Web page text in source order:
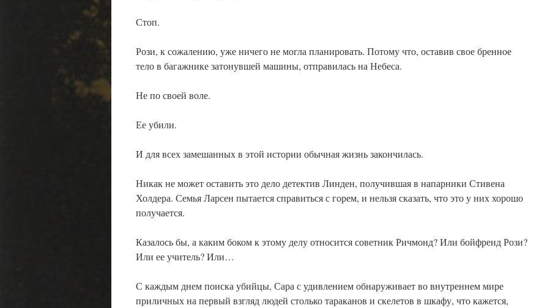
Стоп.
Рози, к сожалению, уже ничего не могла планировать. Потому что, оставив свое бренное
тело в багажнике затонувшей машины, отправилась на Небеса.
Не по своей воле.
Ее убили.
И для всех замешанных в этой истории обычная жизнь закончилась.
Никак не может оставить это дело детектив Линден, получившая в напарники Стивена
Холдера. Семья Ларсен пытается справиться с горем, и нельзя сказать, что это у них хорошо
получается.
Казалось бы, а каким боком к этому делу относится советник Ричмонд? Или бойфренд Рози?
Или ее учитель? Или…
С каждым днем поиска убийцы, Сара с удивлением обнаруживает во внутреннем мире
приличных на первый взгляд людей столько тараканов и скелетов в шкафу, что кажется,